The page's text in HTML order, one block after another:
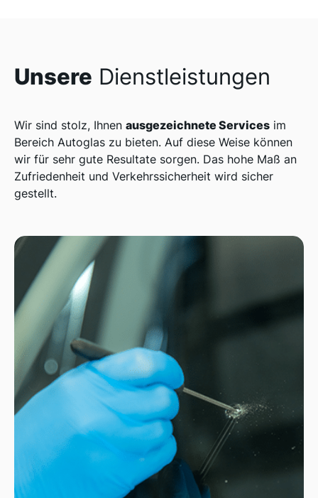
Unsere Dienstleistungen
Wir sind stolz, Ihnen ausgezeichnete Services im
Bereich Autoglas zu bieten. Auf diese Weise können
wir für sehr gute Resultate sorgen. Das hohe Maß an
Zufriedenheit und Verkehrssicherheit wird sicher
gestellt.